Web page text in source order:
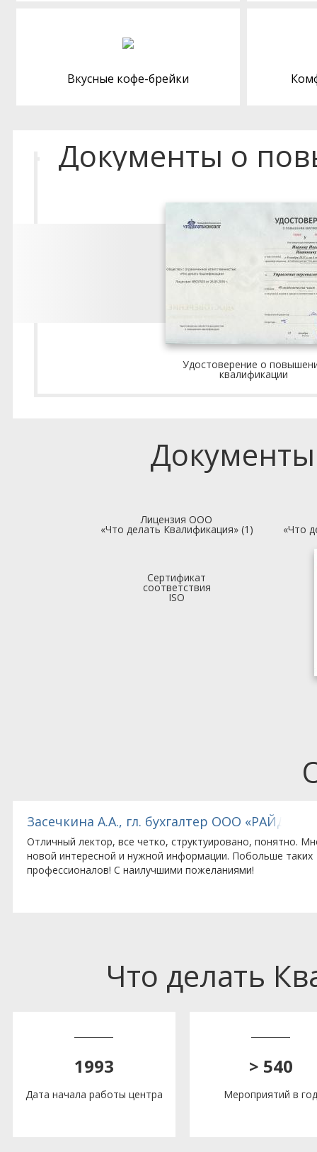
Вкусные кофе-брейки
Документы о
Удостоверение о
квалификации
Лицензия ООО
«Что делать Квалификация» (1) «Что
Сертификат
соответствия
ISO
Засечкина А.А., гл. бухгалтер ООО «РАЙДЕЛ»
Отличный лектор, все четко, структуировано, понятно.
новой интересной и нужной информации. Побольше таких
профессионалов! С наилучшими пожеланиями!
Что делать
1993
Дата начала работы центра
> 540
Мероприятий в год